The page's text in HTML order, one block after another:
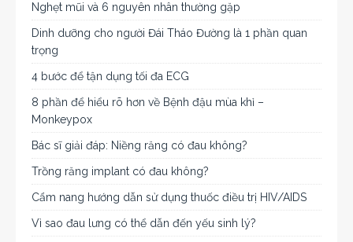
Nghẹt mũi và 6 nguyên nhân thường gặp
Dinh dưỡng cho người Đái Tháo Đường là 1 phần quan
trọng
4 bước để tận dụng tối đa ECG
8 phần để hiểu rõ hơn về Bệnh đậu mùa khỉ –
Monkeypox
Bác sĩ giải đáp: Niềng răng có đau không?
Trồng răng implant có đau không?
Cẩm nang hướng dẫn sử dụng thuốc điều trị HIV/AIDS
Vì sao đau lưng có thể dẫn đến yếu sinh lý?